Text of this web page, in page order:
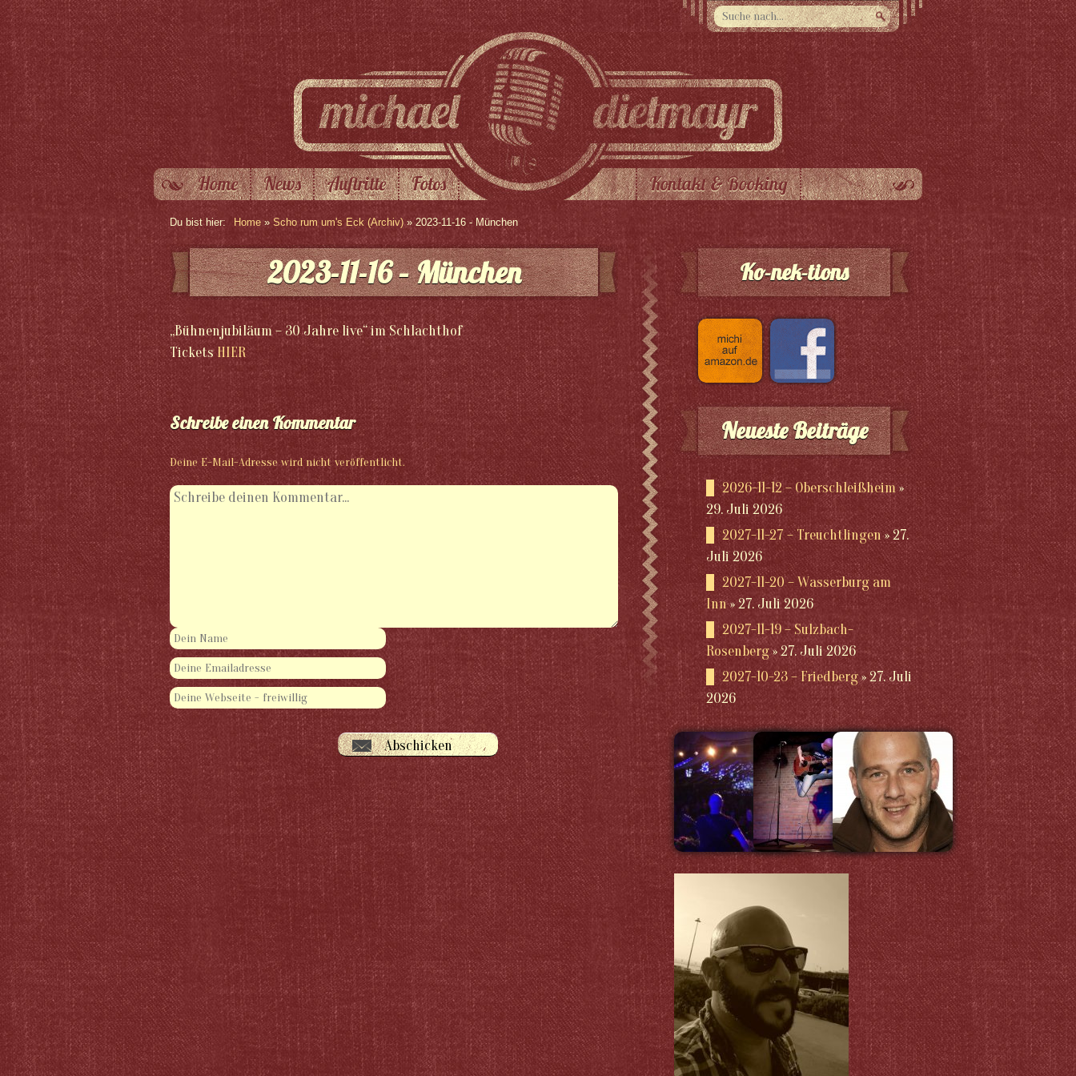
Home News Auftritte Fotos Kontakt & Booking
Du bist hier: Home» Scho rum um's Eck (Archiv)» 2023-11-16 - München
2023-11-16 – München
„Bühnenjubiläum – 30 Jahre live“ im Schlachthof
TicketsHIER
Schreibe einen Kommentar
Deine E-Mail-Adresse wird nicht veröffentlicht.
Ko-nek-tions
Neueste Beiträge
2026-11-12 – Oberschleißheim
29. Juli 2026
2027-11-27 – Treuchtlingen
27.
Juli 2026
2027-11-20 – Wasserburg am
Inn
27. Juli 2026
2027-11-19 – Sulzbach-
Rosenberg
27. Juli 2026
2027-10-23 – Friedberg
27. Juli
2026